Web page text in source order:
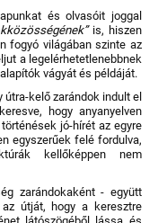
és olvasóit joggal
is, hiszen
fogyó világában szinte az
a legelérhetetlenebbnek
vágyát és példáját.
útra-kelő zarándok indult el
hogy anyanyelven
jó-hírét az egyre
egyszerűek felé fordulva,
kellőképpen nem
zarándokaként - együtt
útját, hogy a keresztre